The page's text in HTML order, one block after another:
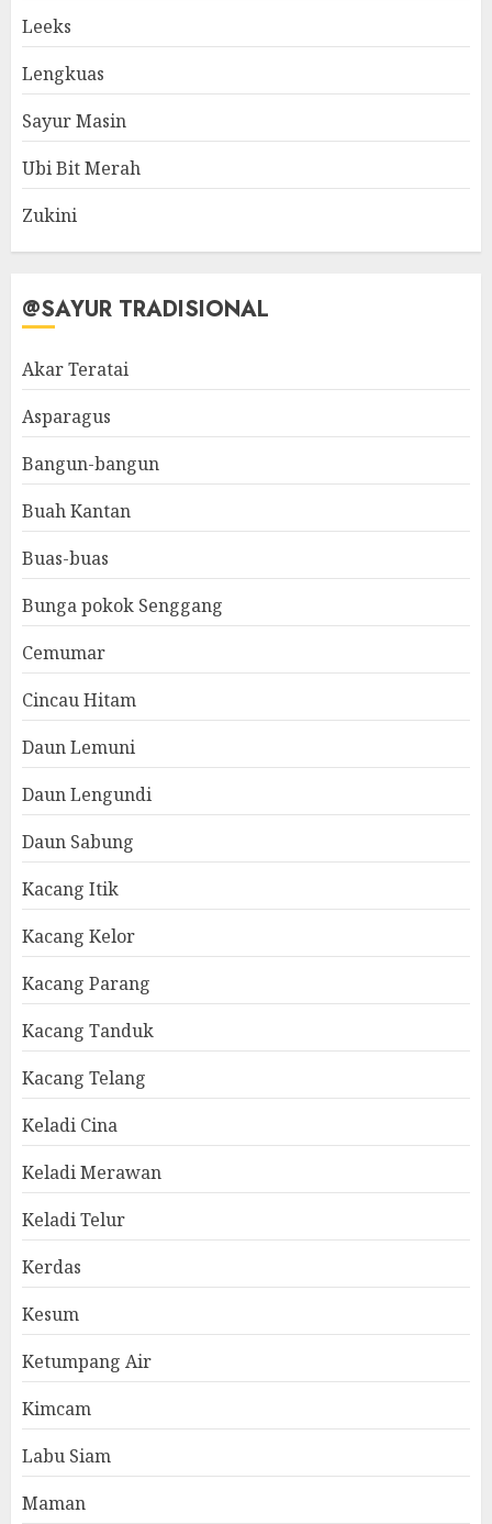
Leeks
Lengkuas
Sayur Masin
Ubi Bit Merah
Zukini
@SAYUR TRADISIONAL
Akar Teratai
Asparagus
Bangun-bangun
Buah Kantan
Buas-buas
Bunga pokok Senggang
Cemumar
Cincau Hitam
Daun Lemuni
Daun Lengundi
Daun Sabung
Kacang Itik
Kacang Kelor
Kacang Parang
Kacang Tanduk
Kacang Telang
Keladi Cina
Keladi Merawan
Keladi Telur
Kerdas
Kesum
Ketumpang Air
Kimcam
Labu Siam
Maman